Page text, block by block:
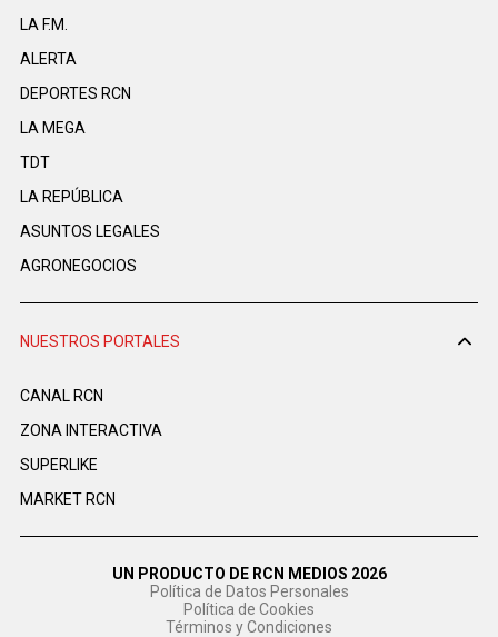
LA F.M.
ALERTA
DEPORTES RCN
LA MEGA
TDT
LA REPÚBLICA
ASUNTOS LEGALES
AGRONEGOCIOS
NUESTROS PORTALES
CANAL RCN
ZONA INTERACTIVA
SUPERLIKE
MARKET RCN
UN PRODUCTO DE RCN MEDIOS 2026
Política de Datos Personales
Política de Cookies
Términos y Condiciones